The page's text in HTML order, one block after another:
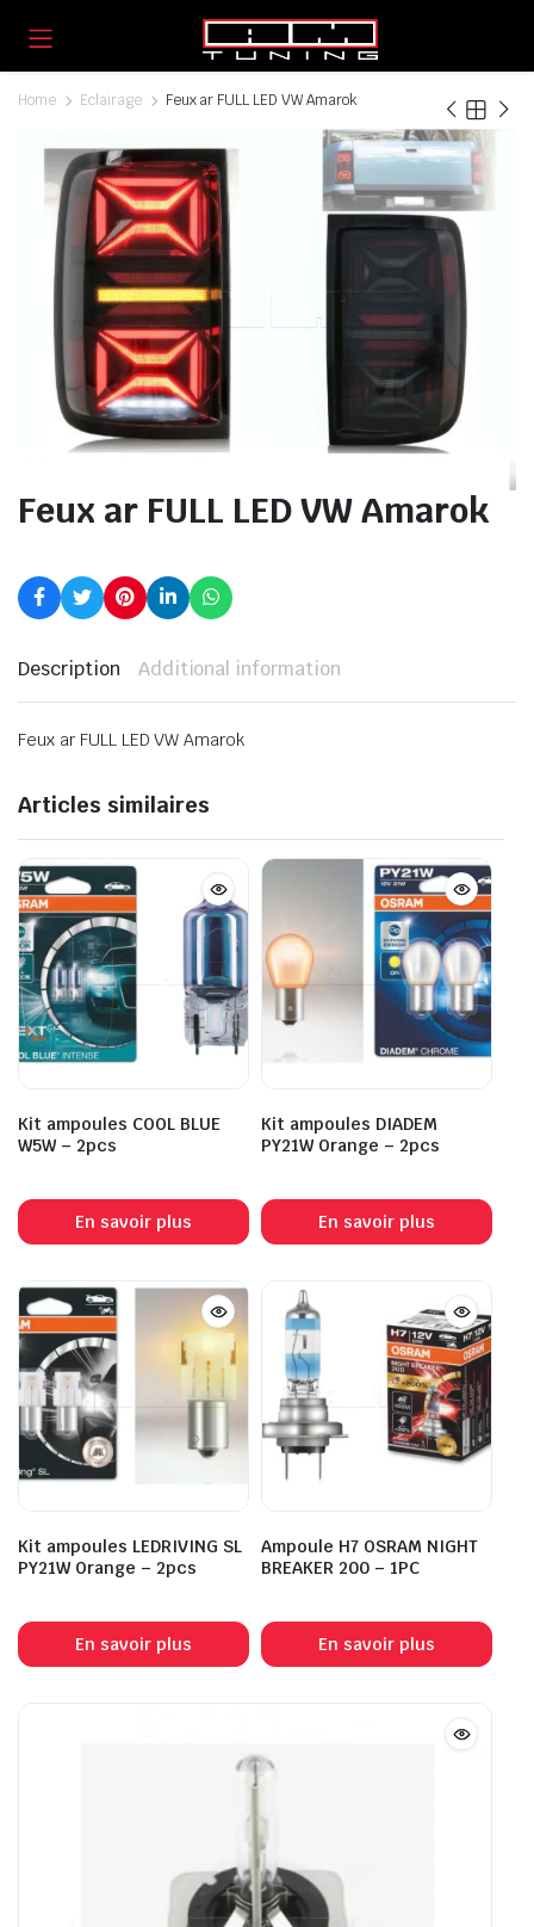
Home Eclairage Feux ar FULL LED VW Amarok
Feux ar FULL LED VW Amarok
Description Additional information
Feux ar FULL LED VW Amarok
Articles similaires
Kit ampoules COOL BLUE
W5W – 2pcs
En savoir plus
Kit ampoules DIADEM
PY21W Orange – 2pcs
En savoir plus
Kit ampoules LEDRIVING SL
PY21W Orange – 2pcs
En savoir plus
Ampoule H7 OSRAM NIGHT
BREAKER 200 – 1PC
En savoir plus